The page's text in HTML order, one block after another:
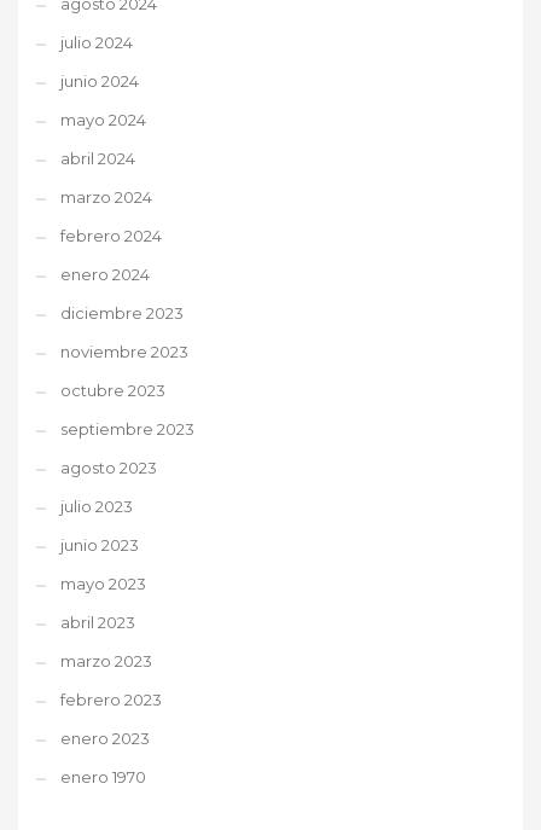
julio 2024
junio 2024
mayo 2024
abril 2024
marzo 2024
febrero 2024
enero 2024
diciembre 2023
noviembre 2023
octubre 2023
septiembre 2023
agosto 2023
julio 2023
junio 2023
mayo 2023
abril 2023
marzo 2023
febrero 2023
enero 2023
enero 1970